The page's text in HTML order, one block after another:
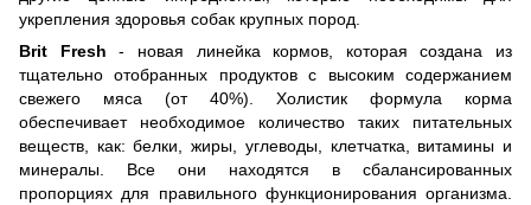
укрепления здоровья собак крупных пород.
Brit Fresh - новая линейка кормов, которая создана из
тщательно отобранных продуктов с высоким содержанием
свежего мяса (от 40%). Холистик формула корма
обеспечивает необходимое количество таких питательных
веществ, как: белки, жиры, углеводы, клетчатка, витамины и
минералы. Все они находятся в сбалансированных
пропорциях для правильного функционирования организма.